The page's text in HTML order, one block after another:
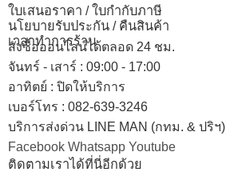
ใบเสนอราคา / ใบกำกับภาษี
นโยบายรับประกัน / คืนสินค้า
เวลาทำการร้าน
สั่งซื้อออนไลน์ได้ตลอด 24 ชม.
จันทร์ - เสาร์ : 09:00 - 17:00
อาทิตย์ : ปิดให้บริการ
เบอร์โทร : 082-639-3246
บริการส่งด่วน LINE MAN (กทม. & ปริฯ)
Facebook Whatsapp Youtube
ติดตามเราได้ที่นี่อีกด้วย